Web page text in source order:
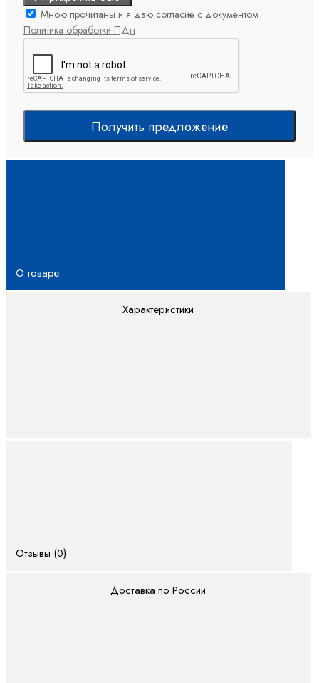
Мною прочитаны и я даю согласие с документом
Политика обработки ПДн
Получить предложение
О товаре
Характеристики
Отзывы (0)
Доставка по России